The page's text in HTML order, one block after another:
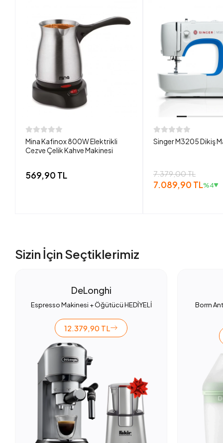
Mina Kafinox 800W Elektrikli
Cezve Çelik Kahve Makinesi
569,90 TL
Singer M3205 Dikiş
7.379,00 TL
7.089,90 TL%4
Sizin İçin Seçtiklerimiz
DeLonghi
Espresso Makinesi + Öğütücü HEDİYELİ
12.379,90 TL
Borrn